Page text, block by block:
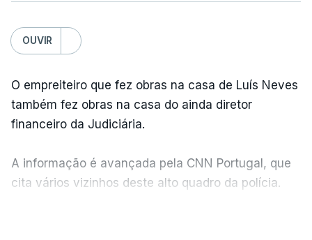
OUVIR
O empreiteiro que fez obras na casa de Luís Neves
também fez obras na casa do ainda diretor
financeiro da Judiciária.
A informação é avançada pela CNN Portugal, que
cita vários vizinhos deste alto quadro da polícia.